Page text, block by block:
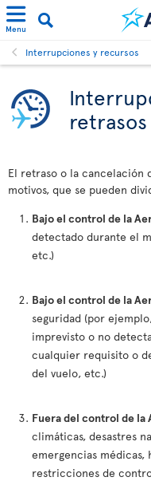
Menu
Interrupciones y recursos
retrasos
El retraso o la cancelación
motivos, que se pueden
Bajo el control de la
detectado durante el
etc.)
Bajo el control de la
seguridad (por
imprevisto o no
cualquier requisito o
del vuelo, etc.)
Fuera del control de la
climáticas, desastres
emergencias médicas,
restricciones de